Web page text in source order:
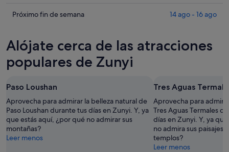
Zunyi
noche,
ago
10
ago
precios
para
mañana
por
noche,
10
ago
-
11
ago
Comprueba
en
Zunyi
para
próximo
fin
de
semana,
14
ago
Próximo fin de semana 14 ago - 16 ago
Alójate cerca de las atracciones
populares de Zunyi
Paso Loushan
Aprovecha para admirar la belleza natural de
Paso Loushan durante tus días en Zunyi. Y, ya
que estás aquí, ¿por qué no admirar sus
montañas?
Leer menos
Tres Aguas
Aprovecha para
Tres Aguas Termales
días en Zunyi. Y, ya
no admira sus paisajes
templos?
Leer menos